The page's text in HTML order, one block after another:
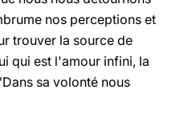
nos perceptions et
trouver la source de
qui est l'amour infini, la
sa volonté nous